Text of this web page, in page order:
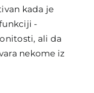
kada je
-
ali da
nekome iz